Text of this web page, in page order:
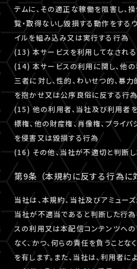
テムに、その適正な稼働を阻害し、
覧・取得ないし毀損する動作をする
イルを組み込み又は実行する行為
(13) 本サービスを利用してなされ
(14) 本サービスの利用に関し、他
三者に対し、性的、わいせつ的、暴
を抱かせ又は公序良俗に反する行為
(15) 他の利用者、当社及び利用者
標権、他の財産権、肖像権、プライ
を侵害又は毀損する行為
(16) その他、当社が不適切と判断
第9条 （本規約に反する行為に
当社は、本規約、当社及びアミュー
当社が不適当であると判断した行
スの利用又は本配信コンテンツへの
なく、かつ、何らの責任を負うこと
を有します。また、当社は、利用者